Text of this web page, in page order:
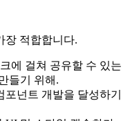
장 적합합니다.
에 걸쳐 공유할 수 있는
들기 위해.
넌트 개발을 달성하기